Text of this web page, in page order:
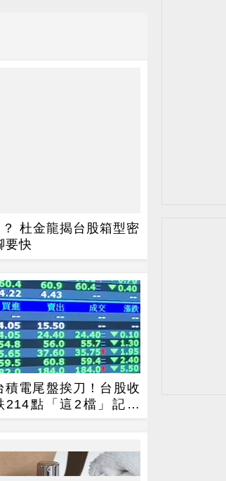
杜金龍揭台股箱型密
要快
積電尾盤挨刀！台股收
214點「這2檔」記憶
逆勢收漲停